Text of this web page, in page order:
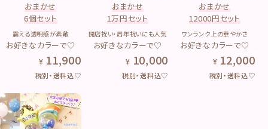
おまかせ
6個セット
震える透明感が素敵
お好きなカラーで♡
11,900
税別・送料込♡
おまかせ
1万円セット
開店祝い・周年祝いにも人気
お好きなカラーで♡
10,000
税別・送料込♡
おまかせ
12000円セット
ワンランク上の華やかさ
お好きなカラーで♡
12,000
税別・送料込♡